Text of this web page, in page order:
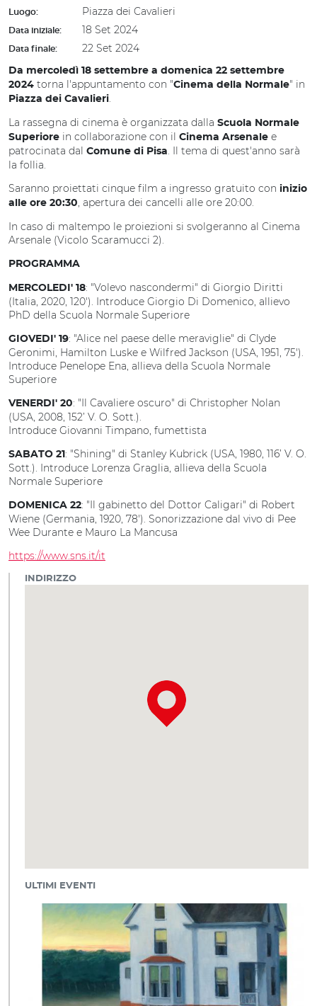
Luogo: Piazza dei Cavalieri
Data iniziale: 18 Set 2024
Data finale: 22 Set 2024
Da mercoledì 18 settembre a domenica 22 settembre
2024 torna l'appuntamento con "Cinema della Normale" in
Piazza dei Cavalieri.
La rassegna di cinema è organizzata dalla Scuola Normale
Superiore in collaborazione con il Cinema Arsenale e
patrocinata dal Comune di Pisa. Il tema di quest'anno sarà
la follia.
Saranno proiettati cinque film a ingresso gratuito con inizio
alle ore 20:30, apertura dei cancelli alle ore 20:00.
In caso di maltempo le proiezioni si svolgeranno al Cinema
Arsenale (Vicolo Scaramucci 2).
PROGRAMMA
MERCOLEDI' 18: "Volevo nascondermi" di Giorgio Diritti
(Italia, 2020, 120'). Introduce Giorgio Di Domenico, allievo
PhD della Scuola Normale Superiore
GIOVEDI' 19: "Alice nel paese delle meraviglie" di Clyde
Geronimi, Hamilton Luske e Wilfred Jackson (USA, 1951, 75').
Introduce Penelope Ena, allieva della Scuola Normale
Superiore
VENERDI' 20: "Il Cavaliere oscuro" di Christopher Nolan
(USA, 2008, 152’ V. O. Sott.).
Introduce Giovanni Timpano, fumettista
SABATO 21 : "Shining" di Stanley Kubrick (USA, 1980, 116’ V. O.
Sott.). Introduce Lorenza Graglia, allieva della Scuola
Normale Superiore
DOMENICA 22: "Il gabinetto del Dottor Caligari" di Robert
Wiene (Germania, 1920, 78'). Sonorizzazione dal vivo di Pee
Wee Durante e Mauro La Mancusa
https://www.sns.it/it
INDIRIZZO
ULTIMI EVENTI